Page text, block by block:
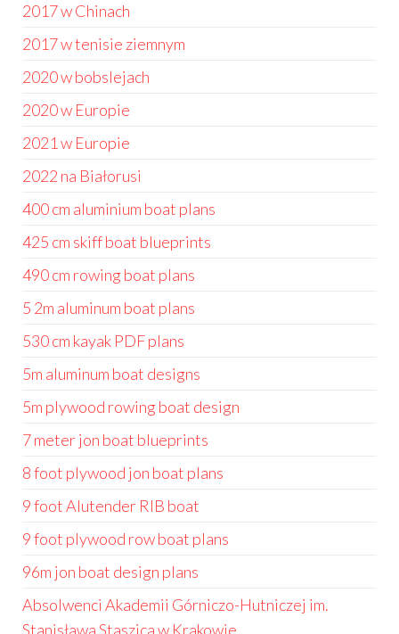
2017 w Chinach
2017 w tenisie ziemnym
2020 w bobslejach
2020 w Europie
2021 w Europie
2022 na Białorusi
400 cm aluminium boat plans
425 cm skiff boat blueprints
490 cm rowing boat plans
5 2m aluminum boat plans
530 cm kayak PDF plans
5m aluminum boat designs
5m plywood rowing boat design
7 meter jon boat blueprints
8 foot plywood jon boat plans
9 foot Alutender RIB boat
9 foot plywood row boat plans
96m jon boat design plans
Absolwenci Akademii Górniczo-Hutniczej im.
Stanisława Staszica w Krakowie